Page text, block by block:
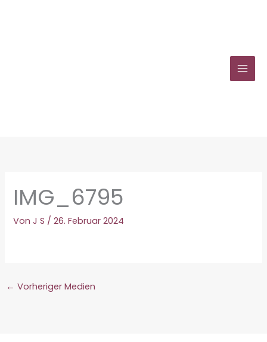
IMG_6795
VonJ S /26. Februar 2024
← Vorheriger Medien